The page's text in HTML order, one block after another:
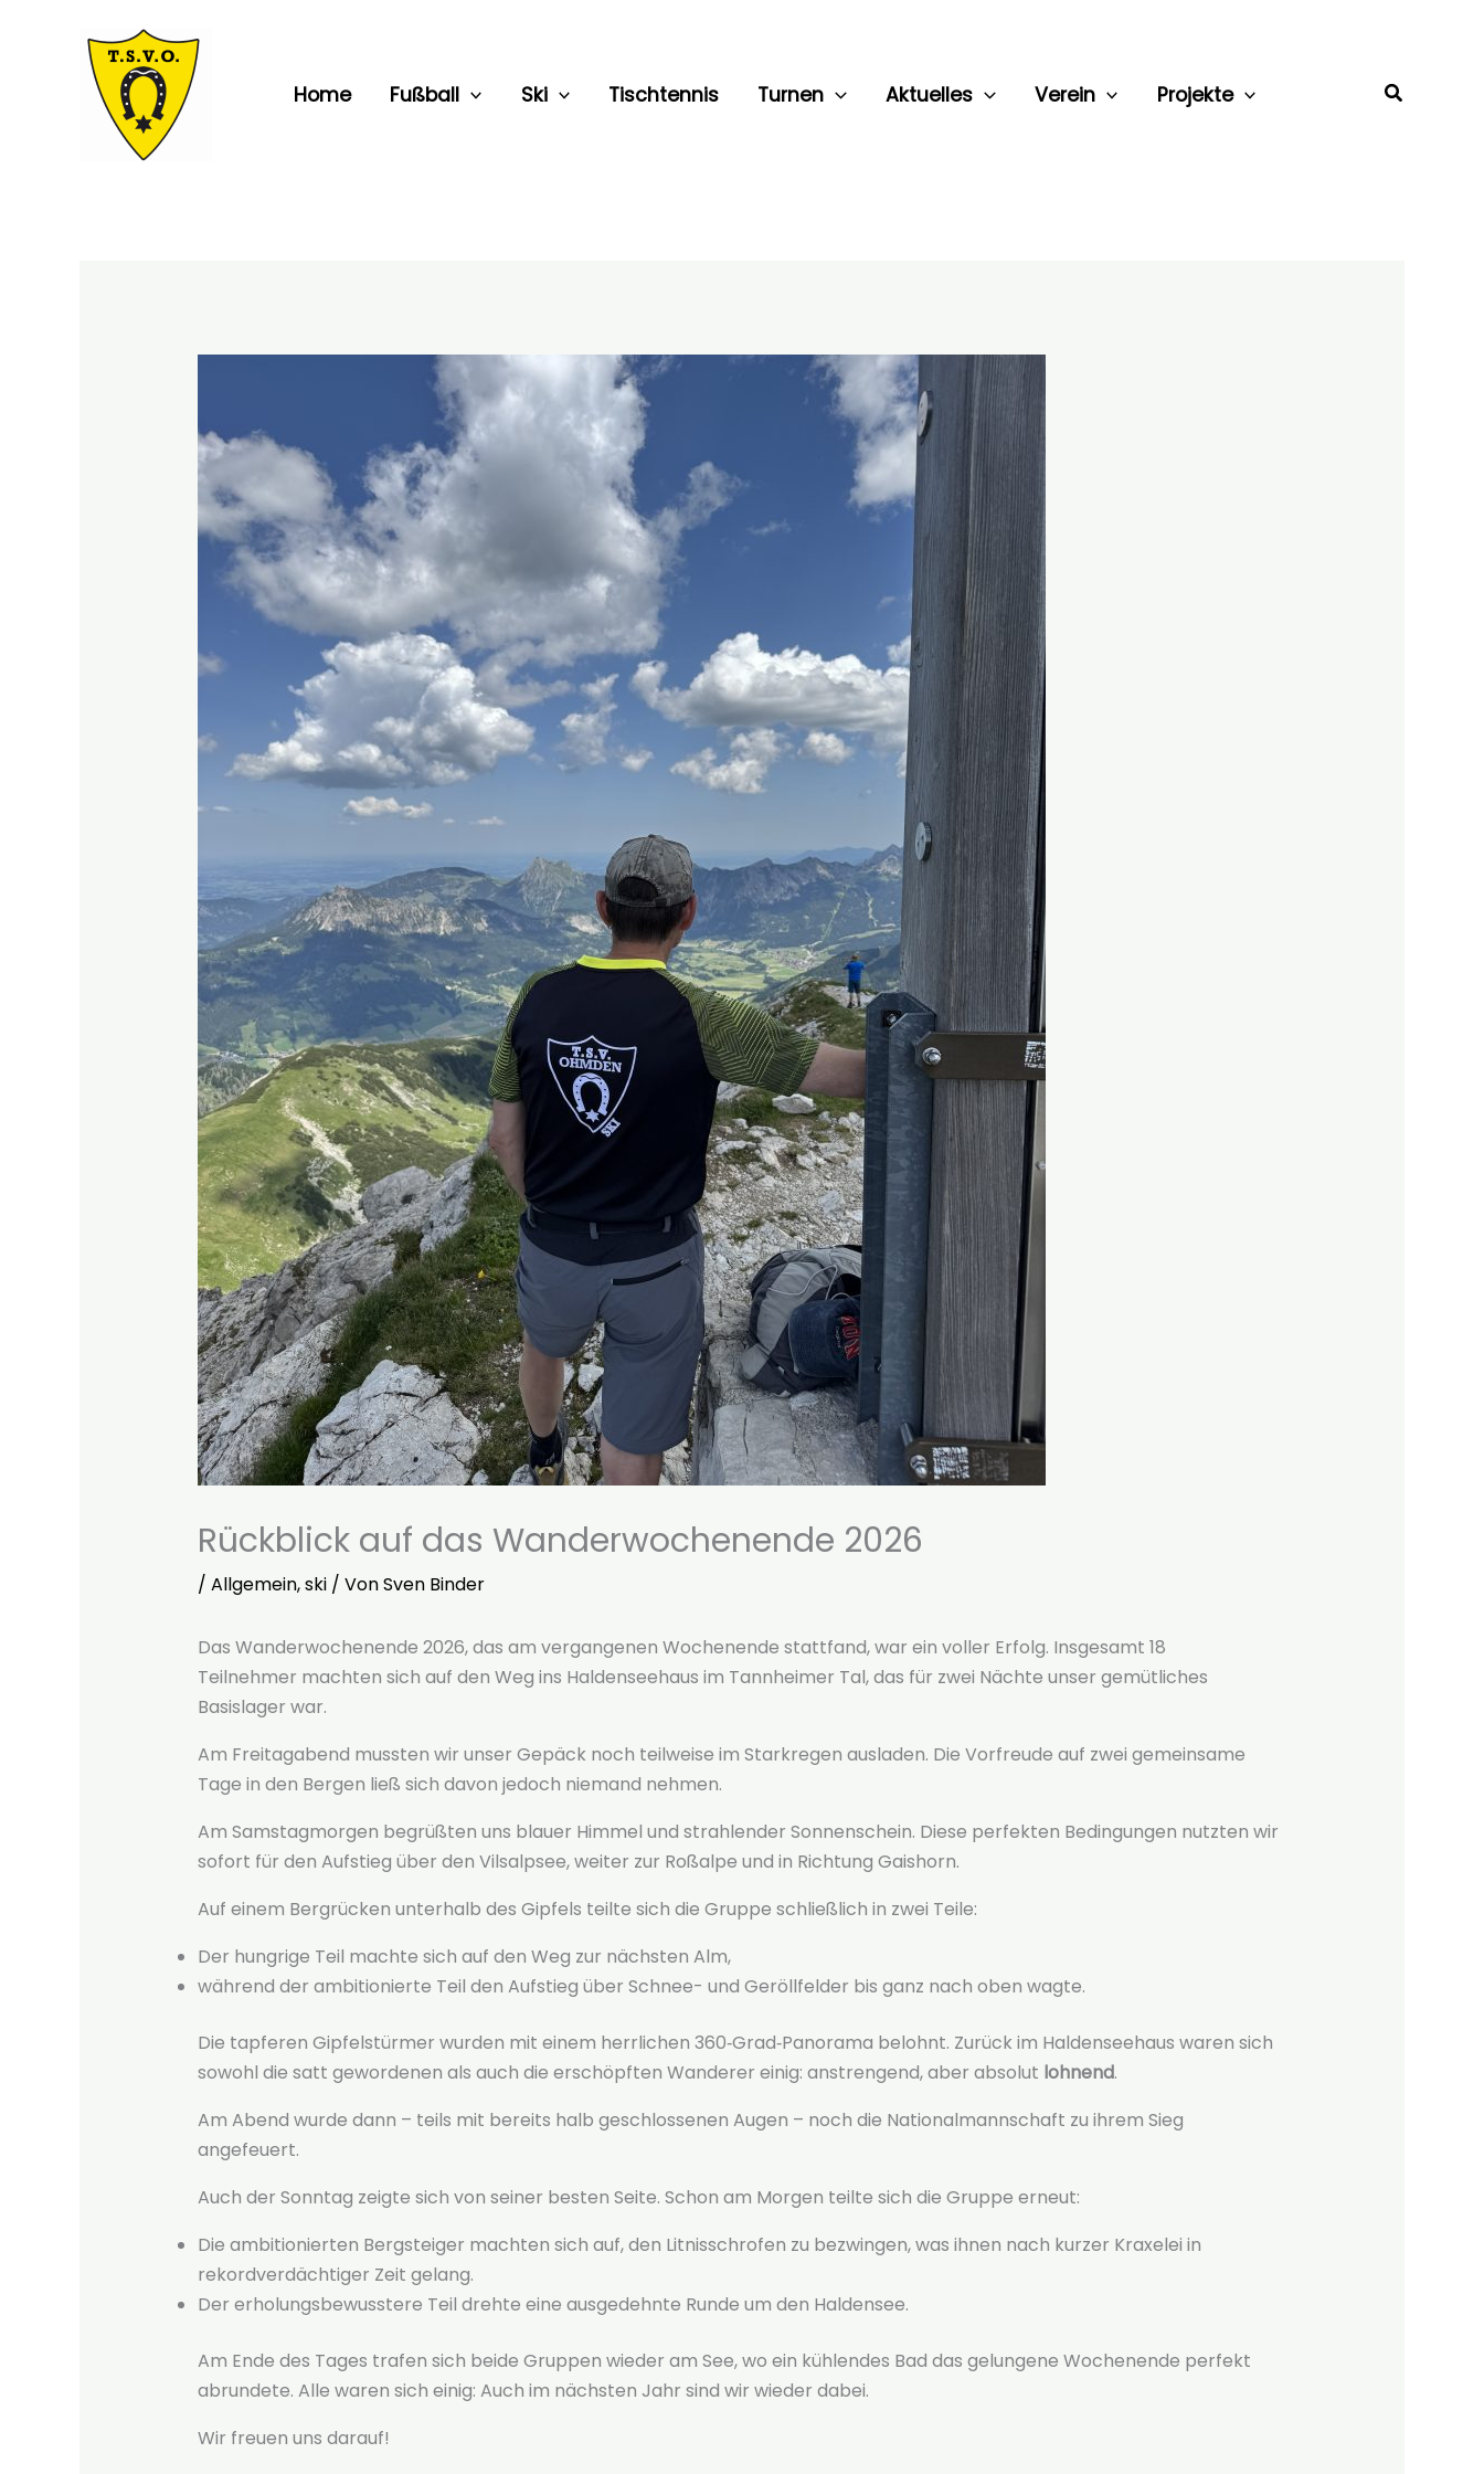
Home Fußball Ski Tischtennis Turnen Aktuelles Verein Projekte Suchen
Rückblick auf das Wanderwochenende 2026
/ Allgemein,ski/ VonSven Binder
Das Wanderwochenende 2026, das am vergangenen Wochenende stattfand, war ein voller Erfolg. Insgesamt 18
Teilnehmer machten sich auf den Weg ins Haldenseehaus im Tannheimer Tal, das für zwei Nächte unser gemütliches
Basislager war.
Am Freitagabend mussten wir unser Gepäck noch teilweise im Starkregen ausladen. Die Vorfreude auf zwei gemeinsame
Tage in den Bergen ließ sich davon jedoch niemand nehmen.
Am Samstagmorgen begrüßten uns blauer Himmel und strahlender Sonnenschein. Diese perfekten Bedingungen nutzten wir
sofort für den Aufstieg über den Vilsalpsee, weiter zur Roßalpe und in Richtung Gaishorn.
Auf einem Bergrücken unterhalb des Gipfels teilte sich die Gruppe schließlich in zwei Teile:
Der hungrige Teil machte sich auf den Weg zur nächsten Alm,
während der ambitionierte Teil den Aufstieg über Schnee- und Geröllfelder bis ganz nach oben wagte.
Die tapferen Gipfelstürmer wurden mit einem herrlichen 360‑Grad‑Panorama belohnt. Zurück im Haldenseehaus waren sich
sowohl die satt gewordenen als auch die erschöpften Wanderer einig: anstrengend, aber absolut lohnend.
Am Abend wurde dann – teils mit bereits halb geschlossenen Augen – noch die Nationalmannschaft zu ihrem Sieg
angefeuert.
Auch der Sonntag zeigte sich von seiner besten Seite. Schon am Morgen teilte sich die Gruppe erneut:
Die ambitionierten Bergsteiger machten sich auf, den Litnisschrofen zu bezwingen, was ihnen nach kurzer Kraxelei in
rekordverdächtiger Zeit gelang.
Der erholungsbewusstere Teil drehte eine ausgedehnte Runde um den Haldensee.
Am Ende des Tages trafen sich beide Gruppen wieder am See, wo ein kühlendes Bad das gelungene Wochenende perfekt
abrundete. Alle waren sich einig: Auch im nächsten Jahr sind wir wieder dabei.
Wir freuen uns darauf!